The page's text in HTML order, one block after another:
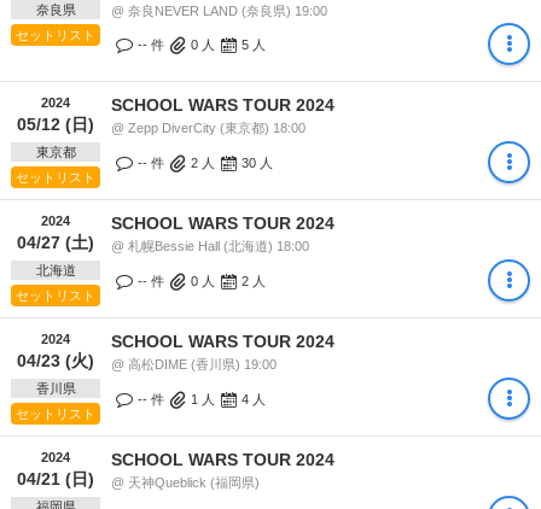
奈良県
セットリスト
～BIGMAMA ドラフトライブ2026～
@ 奈良NEVER LAND (奈良県) 19:00
-- 件 0 人 5 人
2024
05/12 (日)
東京都
セットリスト
SCHOOL WARS TOUR 2024
@ Zepp DiverCity (東京都) 18:00
-- 件 2 人 30 人
2024
04/27 (土)
北海道
セットリスト
SCHOOL WARS TOUR 2024
@ 札幌Bessie Hall (北海道) 18:00
-- 件 0 人 2 人
2024
04/23 (火)
香川県
セットリスト
SCHOOL WARS TOUR 2024
@ 高松DIME (香川県) 19:00
-- 件 1 人 4 人
2024
04/21 (日)
SCHOOL WARS TOUR 2024
@ 天神Queblick (福岡県)